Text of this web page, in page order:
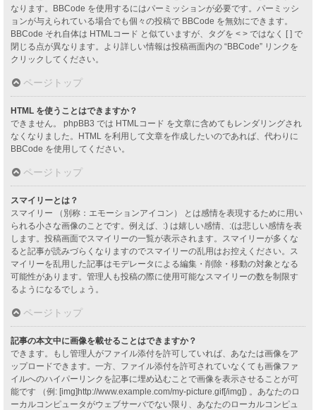
なります。BBCode を使用するにはパーミッションが必要です。パーミッシ
ョンが与えられている場合でも個々の投稿で BBCode を無効にできます。
BBCode それ自体は HTMLコード と似ていますが、タグを < > ではなく [ ] で
閉じる点が異なります。より詳しい情報は投稿画面内の “BBCode” リンクを
クリックしてください。
ページトップ
HTML を使うことはできますか？
できません。 phpBB3 では HTMLコード を文章に含めてもレンダリングされ
なくなりました。HTML を利用して文章を作成したいのであれば、代わりに
BBCode を使用してください。
ページトップ
スマイリーとは？
スマイリー （別称：エモーションアイコン） とは感情を表現するために用い
られる小さな画像のことです。例えば、:) は嬉しい感情、:(は悲しい感情を表
します。投稿画面でスマイリーの一覧が表示されます。スマイリーが多くな
ると記事が読みづらくなりますのでスマイリーの乱用はお控えください。ス
マイリーを乱用した記事はモデレータによる編集・削除・移動の対象となる
可能性があります。管理人も投稿の際に使用可能なスマイリーの数を制限す
るようになるでしょう。
ページトップ
記事の本文中に画像を載せることはできますか？
できます。もし管理人がファイル添付を許可していれば、あなたは画像をア
ップロードできます。一方、ファイル添付を許可されていなくても画像ファ
イルへのハイパーリンクを記事に埋め込むことで画像を表示させることが可
能です （例: [img]http://www.example.com/my-picture.gif[/img]) 。あなたのロ
ーカルコンピュータがウェブサーバでない限り、あなたのローカルコンピュ